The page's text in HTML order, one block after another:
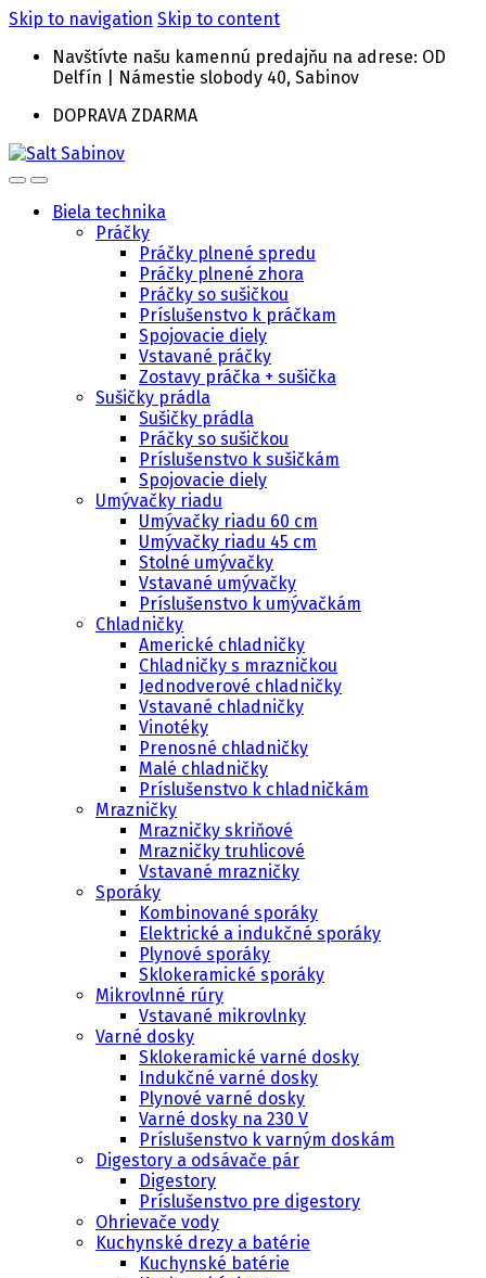
Skip to navigation Skip to content
Navštívte našu kamennú predajňu na adrese: OD
Delfín | Námestie slobody 40, Sabinov
DOPRAVA ZDARMA
Biela technika
Práčky
Práčky plnené spredu
Práčky plnené zhora
Práčky so sušičkou
Príslušenstvo k práčkam
Spojovacie diely
Vstavané práčky
Zostavy práčka + sušička
Sušičky prádla
Sušičky prádla
Práčky so sušičkou
Príslušenstvo k sušičkám
Spojovacie diely
Umývačky riadu
Umývačky riadu 60 cm
Umývačky riadu 45 cm
Stolné umývačky
Vstavané umývačky
Príslušenstvo k umývačkám
Chladničky
Americké chladničky
Chladničky s mrazničkou
Jednodverové chladničky
Vstavané chladničky
Vinotéky
Prenosné chladničky
Malé chladničky
Príslušenstvo k chladničkám
Mrazničky
Mrazničky skriňové
Mrazničky truhlicové
Vstavané mrazničky
Sporáky
Kombinované sporáky
Elektrické a indukčné sporáky
Plynové sporáky
Sklokeramické sporáky
Mikrovlnné rúry
Vstavané mikrovlnky
Varné dosky
Sklokeramické varné dosky
Indukčné varné dosky
Plynové varné dosky
Varné dosky na 230 V
Príslušenstvo k varným doskám
Digestory a odsávače pár
Digestory
Príslušenstvo pre digestory
Ohrievače vody
Kuchynské drezy a batérie
Kuchynské batérie